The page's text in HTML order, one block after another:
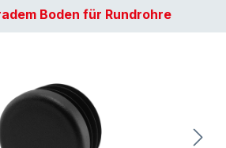
Boden für Rundrohre